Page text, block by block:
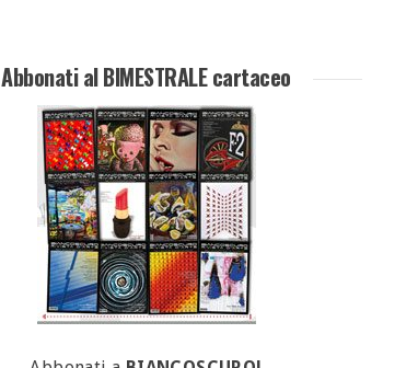
Abbonati al BIMESTRALE cartaceo